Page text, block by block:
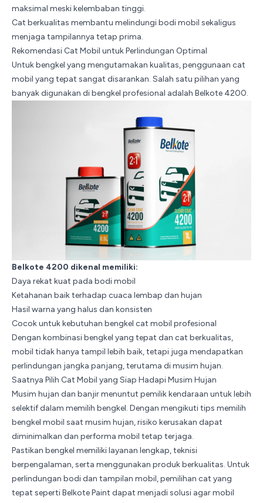
maksimal meski kelembaban tinggi.
Cat berkualitas membantu melindungi bodi mobil sekaligus
menjaga tampilannya tetap prima.
Rekomendasi Cat Mobil untuk Perlindungan Optimal
Untuk bengkel yang mengutamakan kualitas, penggunaan cat
mobil yang tepat sangat disarankan. Salah satu pilihan yang
banyak digunakan di bengkel profesional adalah Belkote 4200.
Belkote 4200 dikenal memiliki:
Daya rekat kuat pada bodi mobil
Ketahanan baik terhadap cuaca lembap dan hujan
Hasil warna yang halus dan konsisten
Cocok untuk kebutuhan bengkel cat mobil profesional
Dengan kombinasi bengkel yang tepat dan cat berkualitas,
mobil tidak hanya tampil lebih baik, tetapi juga mendapatkan
perlindungan jangka panjang, terutama di musim hujan.
Saatnya Pilih Cat Mobil yang Siap Hadapi Musim Hujan
Musim hujan dan banjir menuntut pemilik kendaraan untuk lebih
selektif dalam memilih bengkel. Dengan mengikuti tips memilih
bengkel mobil saat musim hujan, risiko kerusakan dapat
diminimalkan dan performa mobil tetap terjaga.
Pastikan bengkel memiliki layanan lengkap, teknisi
berpengalaman, serta menggunakan produk berkualitas. Untuk
perlindungan bodi dan tampilan mobil, pemilihan cat yang
tepat sepertiBelkote Paint dapat menjadi solusi agar mobil